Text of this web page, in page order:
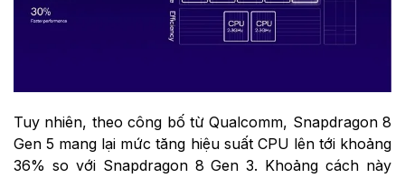
Tuy nhiên, theo công bố từ Qualcomm, Snapdragon 8
Gen 5 mang lại mức tăng hiệu suất CPU lên tới khoảng
36% so với Snapdragon 8 Gen 3. Khoảng cách này